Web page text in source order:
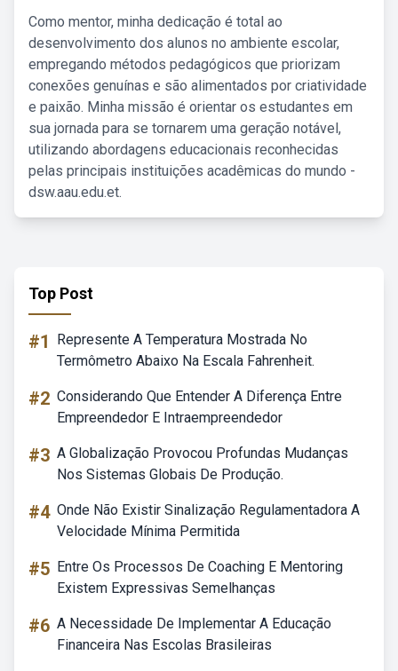
Como mentor, minha dedicação é total ao
desenvolvimento dos alunos no ambiente escolar,
empregando métodos pedagógicos que priorizam
conexões genuínas e são alimentados por criatividade
e paixão. Minha missão é orientar os estudantes em
sua jornada para se tornarem uma geração notável,
utilizando abordagens educacionais reconhecidas
pelas principais instituições acadêmicas do mundo -
dsw.aau.edu.et.
Top Post
#1
Represente A Temperatura Mostrada No
Termômetro Abaixo Na Escala Fahrenheit.
#2 Considerando Que Entender A Diferença Entre
Empreendedor E Intraempreendedor
#3 A Globalização Provocou Profundas Mudanças
Nos Sistemas Globais De Produção.
#4 Onde Não Existir Sinalização Regulamentadora A
Velocidade Mínima Permitida
#5 Entre Os Processos De Coaching E Mentoring
Existem Expressivas Semelhanças
#6 A Necessidade De Implementar A Educação
Financeira Nas Escolas Brasileiras